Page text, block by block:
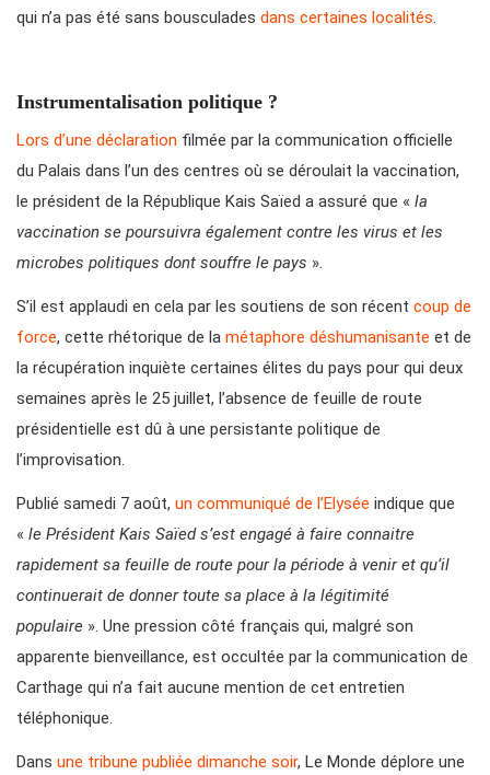
qui n’a pas été sans bousculades dans certaines localités.
Instrumentalisation politique ?
Lors d’une déclaration filmée par la communication officielle
du Palais dans l’un des centres où se déroulait la vaccination,
le président de la République Kais Saïed a assuré que « la
vaccination se poursuivra également contre les virus et les
microbes politiques dont souffre le pays ».
S’il est applaudi en cela par les soutiens de son récent coup de
force, cette rhétorique de la métaphore déshumanisante et de
la récupération inquiète certaines élites du pays pour qui deux
semaines après le 25 juillet, l’absence de feuille de route
présidentielle est dû à une persistante politique de
l’improvisation.
Publié samedi 7 août, un communiqué de l’Elysée indique que
« le Président Kais Saïed s’est engagé à faire connaitre
rapidement sa feuille de route pour la période à venir et qu’il
continuerait de donner toute sa place à la légitimité
populaire ». Une pression côté français qui, malgré son
apparente bienveillance, est occultée par la communication de
Carthage qui n’a fait aucune mention de cet entretien
téléphonique.
Dans une tribune publiée dimanche soir, Le Monde déplore une